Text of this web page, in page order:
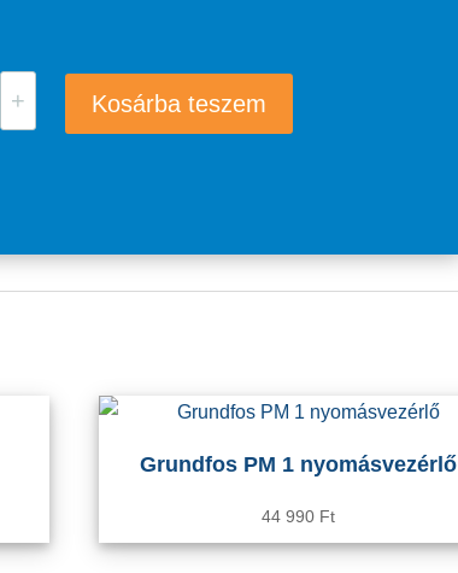
+ Kosárba teszem
Grundfos PM 1 nyomásvezérlő
44 990 Ft